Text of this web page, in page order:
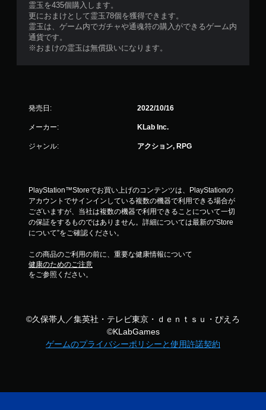
霊玉を435個購入します。
更におまけとして霊玉78個を獲得できます。
霊玉は、ゲーム内でガチャや通魂符の購入ができるゲーム内
通貨です。
※おまけの霊玉は無償扱いになります。
発売日: 2022/10/16
メーカー: KLab Inc.
ジャンル: アクション, RPG
PlayStation™Storeでお買い上げのコンテンツは、PlayStationの
アカウントでサインインしている複数の機器で利用できる場合が
ございますが、当社は複数の機器で利用できることについて一切
の保証をするものではありません。詳細については最新の“Store
について”をご確認ください。
この商品のご利用の前に、重要な健康情報について
健康のためのご注意
をご参照ください。
©久保帯人／集英社・テレビ東京・ｄｅｎｔｓｕ・ぴえろ
©KLabGames
ゲームのプライバシーポリシーと使用許諾契約